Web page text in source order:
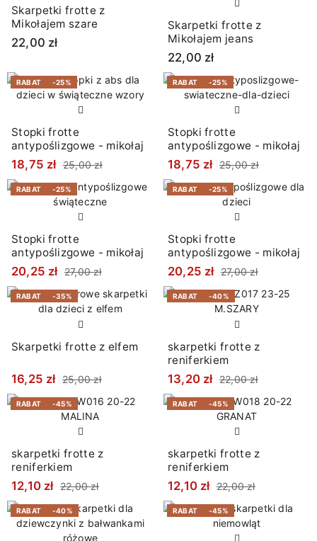
Skarpetki frotte z
Mikołajem szare
22,00 zł
Skarpetki frotte z
Mikołajem jeans
22,00 zł
RABAT -25%
Stopki frotte
antypoślizgowe - mikołaj
18,75 zł 25,00 zł
RABAT -25%
Stopki frotte
antypoślizgowe - mikołaj
18,75 zł 25,00 zł
RABAT -25%
Stopki frotte
antypoślizgowe - mikołaj
20,25 zł 27,00 zł
RABAT -25%
Stopki frotte
antypoślizgowe - mikołaj
20,25 zł 27,00 zł
RABAT -35%
Skarpetki frotte z elfem
16,25 zł 25,00 zł
RABAT -40%
skarpetki frotte z
reniferkiem
13,20 zł 22,00 zł
RABAT -45%
skarpetki frotte z
reniferkiem
12,10 zł 22,00 zł
RABAT -45%
skarpetki frotte z
reniferkiem
12,10 zł 22,00 zł
RABAT -40% RABAT -45%